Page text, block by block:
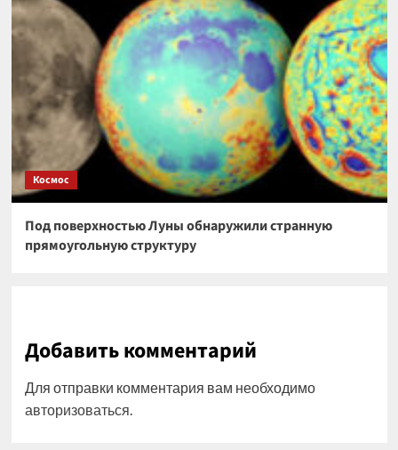
Космос
Под поверхностью Луны обнаружили странную
прямоугольную структуру
Добавить комментарий
Для отправки комментария вам необходимо
авторизоваться